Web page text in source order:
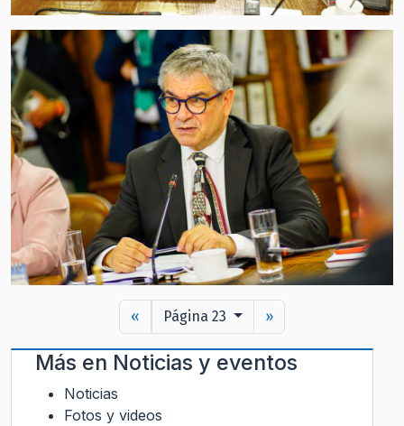
« Página 23 »
Más en Noticias y eventos
Noticias
Fotos y videos